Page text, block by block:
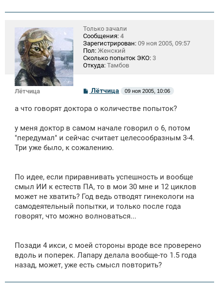
Лётчица
Только зачали
Сообщения: 4
Зарегистрирован: 09 ноя 2005, 09:57
Пол: Женский
Сколько попыток ЭКО: 3
Откуда: Тамбов
С
о
б
н
и
Лётчица 09 ноя 2005, 10:06
а что говорят доктора о количестве попыток?
у меня доктор в самом начале говорил о 6, потом
"передумал" и сейчас считает целесообразным 3-4.
Три уже было, к сожалению.
По идее, если приравнивать успешность и вообще
смыл ИИ к естеств ПА, то в мои 30 мне и 12 циклов
может не хватить? Год ведь отводят гинекологи на
самодеятельный попытки, и только после года
говорят, что можно волноваться...
Позади 4 икси, с моей стороны вроде все проверено
вдоль и поперек. Лапару делала вообще-то 1.5 года
назад, может, уже есть смысл повторить?